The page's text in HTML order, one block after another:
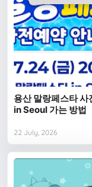
용산 말랑페스타 사
in Seoul 가는 방법
22 July, 2026